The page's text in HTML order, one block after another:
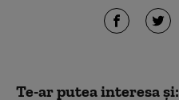
Te-ar putea interesa și: